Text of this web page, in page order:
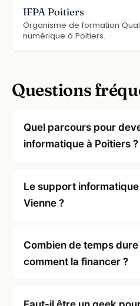
IFPA Poitiers
Organisme de formation
numérique à Poitiers.
Questions
Quel parcours pour
informatique à Poitiers ?
Le support
Vienne ?
Combien de temps
comment la financer ?